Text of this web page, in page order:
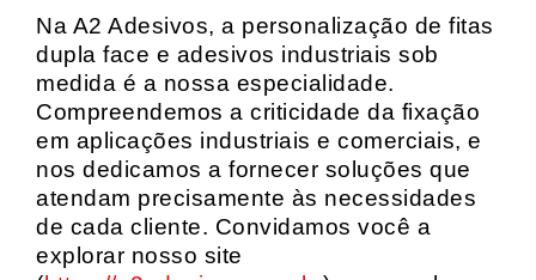
Na A2 Adesivos, a personalização de fitas
dupla face e adesivos industriais sob
medida é a nossa especialidade.
Compreendemos a criticidade da fixação
em aplicações industriais e comerciais, e
nos dedicamos a fornecer soluções que
atendam precisamente às necessidades
de cada cliente. Convidamos você a
explorar nosso site